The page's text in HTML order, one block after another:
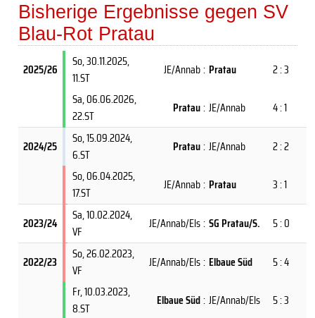
Bisherige Ergebnisse gegen SV
Blau-Rot Pratau
2025/26 So, 30.11.2025,
11.ST
JE/Annab: Pratau
2 : 3
Sa, 06.06.2026,
22.ST
Pratau: JE/Annab 4 : 1
2024/25 So, 15.09.2024,
6.ST
Pratau: JE/Annab
2 : 2
So, 06.04.2025,
17.ST
JE/Annab: Pratau 3 : 1
2023/24 Sa, 10.02.2024,
VF
JE/Annab/Els: SG Pratau/S. 5 : 0
2022/23 So, 26.02.2023,
VF
JE/Annab/Els: Elbaue Süd
5 : 4
Fr, 10.03.2023,
8.ST
Elbaue Süd: JE/Annab/Els
5 : 3